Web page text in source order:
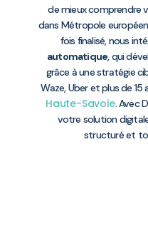
de mieux comprendre
dans Métropole
fois finalisé, nous
automatique, qui
grâce à une stratégie
Waze, Uber et plus de
Haute-Savoie. Avec
votre solution
structuré et